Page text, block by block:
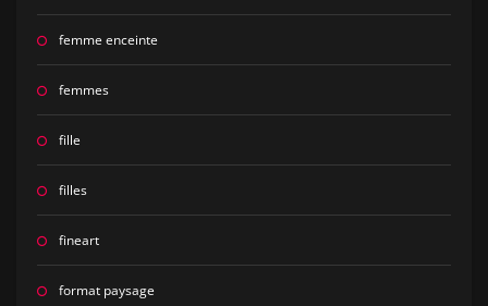
femme enceinte
femmes
fille
filles
fineart
format paysage